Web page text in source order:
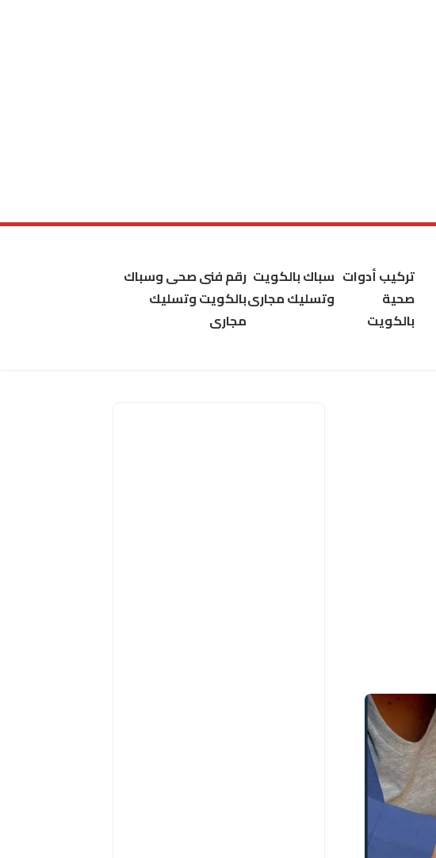
تركيب أدوات
صحية
بالكويت
سباك بالكويت
وتسليك مجارى
رقم فنى صحى وسباك
بالكويت وتسليك
مجارى